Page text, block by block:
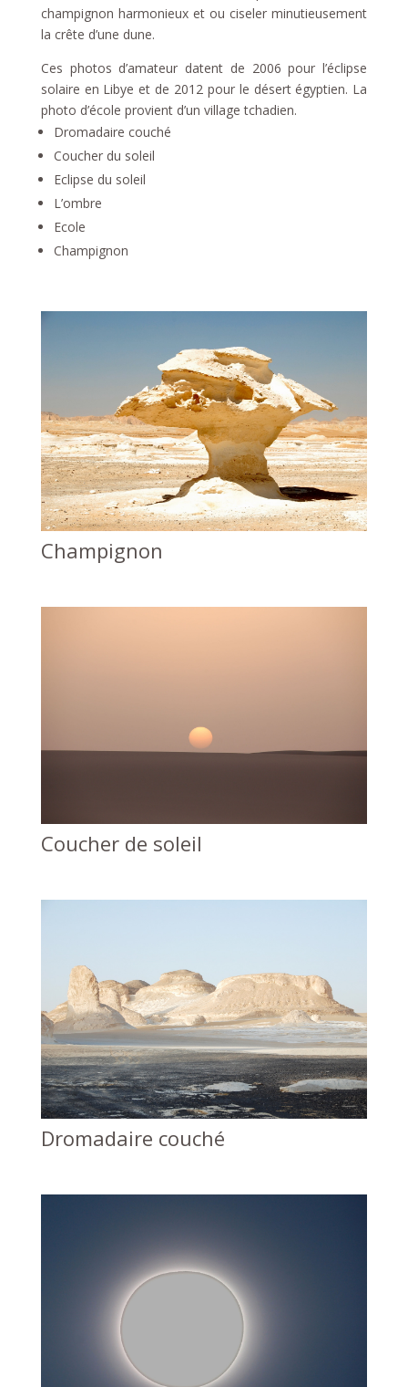
champignon harmonieux et ou ciseler minutieusement
la crête d’une dune.
Ces photos d’amateur datent de 2006 pour l’éclipse
solaire en Libye et de 2012 pour le désert égyptien. La
photo d’école provient d’un village tchadien.
Dromadaire couché
Coucher du soleil
Eclipse du soleil
L’ombre
Ecole
Champignon
Champignon
Coucher de soleil
Dromadaire couché